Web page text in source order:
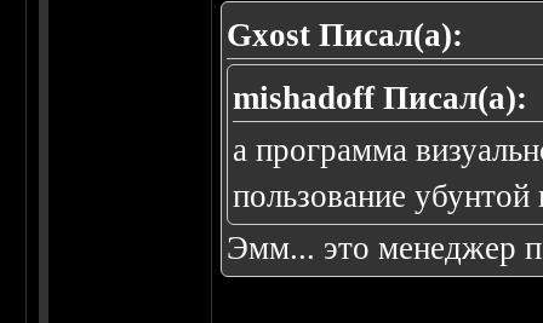
Gxost Писал(а):
mishadoff Писал(а):
а программа
пользование убунтой
Эмм... это менеджер